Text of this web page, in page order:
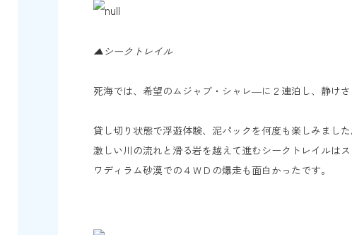
▲シークトレイル
死海では、希望のムジャブ・シャレ―に２連
貸し切り状態で浮遊体験、泥パックを何度も楽しみ
激しい川の流れと滑る岩を越えて進むシークトレイルはス
ワディラム砂漠での４ＷＤの爆走も面白かったです。